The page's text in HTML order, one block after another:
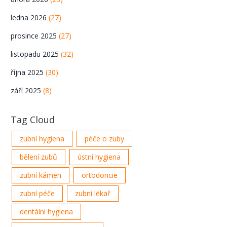
ledna 2026(27)
prosince 2025(27)
listopadu 2025(32)
října 2025(30)
září 2025(8)
Tag Cloud
zubní hygiena
péče o zuby
bělení zubů
ústní hygiena
zubní kámen
ortodoncie
zubní péče
zubní lékař
dentální hygiena